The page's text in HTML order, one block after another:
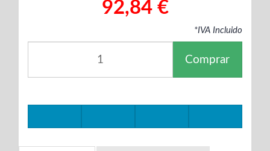
92,84 €
*IVA Incluido
Comprar